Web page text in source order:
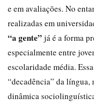
e em avaliações. No
realizadas em
“a gente” já é a forma
especialmente entre
escolaridade média.
“decadência” da língua,
dinâmica